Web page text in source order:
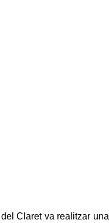
Claret va realitzar una